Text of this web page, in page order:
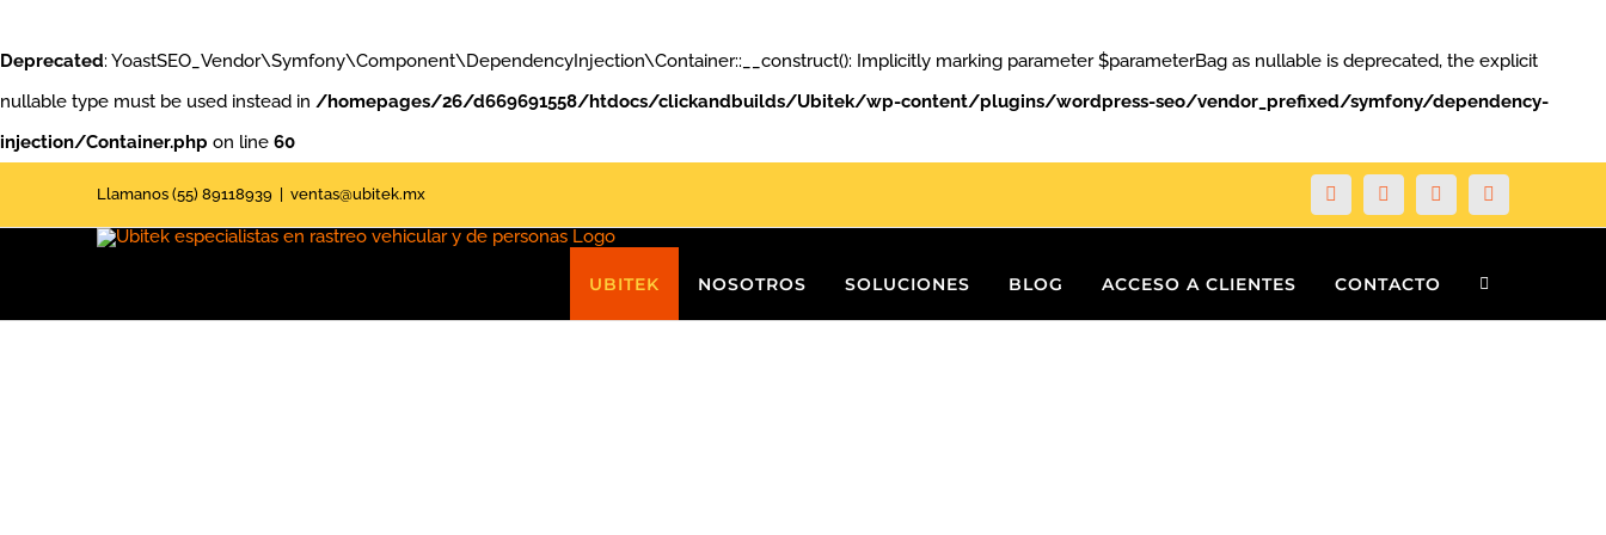
Deprecated: YoastSEO_Vendor\Symfony\Component\DependencyInjection\Container::__construct(): Implicitly marking parameter $parameterBag as nullable is deprecated, the explicit
nullable type must be used instead in /homepages/26/d669691558/htdocs/clickandbuilds/Ubitek/wp-content/plugins/wordpress-seo/vendor_prefixed/symfony/dependency-
injection/Container.php on line 60
al
Llamanos (55) 89118939 ventas@ubitek.mx FacebookTwitterYouTubeInstagram
UBITEK NOSOTROS SOLUCIONES BLOG ACCESO A CLIENTES CONTACTO